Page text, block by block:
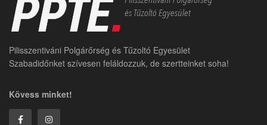
Pilisszentiváni Polgárőrség és Tűzoltó Egyesület
Szabadidőnket szívesen feláldozzuk, de szertteinket soha!
Kövess minket!